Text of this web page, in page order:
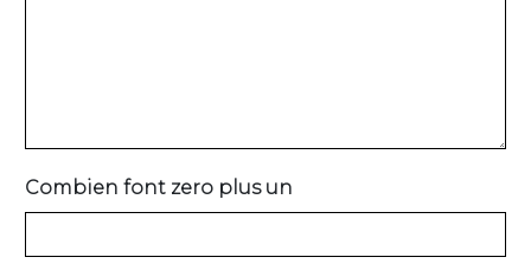
Combien font zero plus un